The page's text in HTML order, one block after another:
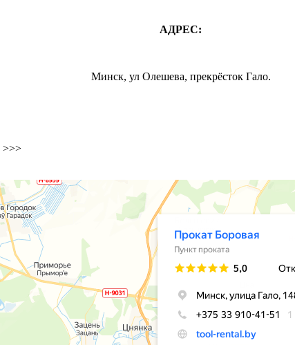
АДРЕС:
Минск, ул Олешева, прекрёсток Гало.
>>>